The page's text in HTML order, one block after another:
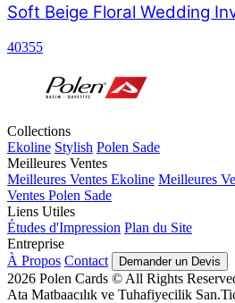
Soft Beige Floral Wedding
40355
Collections
Ekoline Stylish Polen Sade
Meilleures Ventes
Meilleures Ventes Ekoline Meilleures
Ventes Polen Sade
Liens Utiles
Études d'Impression Plan du Site
Entreprise
À Propos Contact Demander un Devis
2026 Polen Cards © All Rights
Ata Matbaacılık ve Tuhafiyecilik